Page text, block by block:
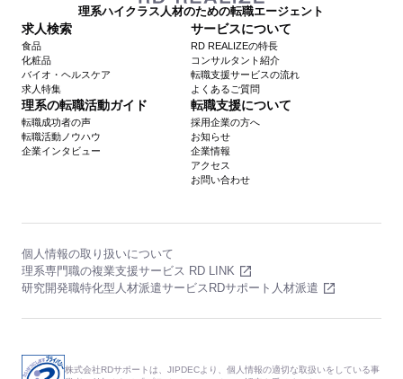
理系ハイクラス人材のための転職エージェント
求人検索
食品
化粧品
バイオ・ヘルスケア
求人特集
サービスについて
RD REALIZEの特長
コンサルタント紹介
転職支援サービスの流れ
よくあるご質問
理系の転職活動ガイド
転職成功者の声
転職活動ノウハウ
企業インタビュー
転職支援について
採用企業の方へ
お知らせ
企業情報
アクセス
お問い合わせ
個人情報の取り扱いについて
理系専門職の複業支援サービス RD LINK
研究開発職特化型人材派遣サービスRDサポート人材派遣
株式会社RDサポートは、JIPDECより、個人情報の適切な取扱いをしている事